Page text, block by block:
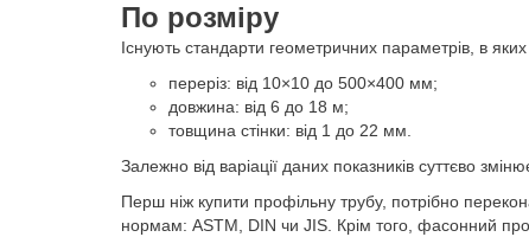
По розміру
Існують стандарти геометричних параметрів, в
переріз: від 10×10 до 500×400 мм;
довжина: від 6 до 18 м;
товщина стінки: від 1 до 22 мм.
Залежно від варіації даних показників суттєво
Перш ніж купити профільну трубу, потрібно
нормам: ASTM, DIN чи JIS. Крім того, фасонний